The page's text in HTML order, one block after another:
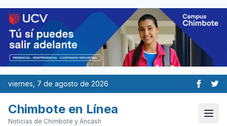
viernes, 7 de agosto de 2026
Chimbote en Línea
Noticias de Chimbote y Áncash